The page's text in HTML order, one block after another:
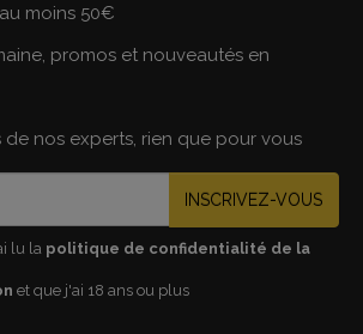
moins 50€
promos et nouveautés en
de nos experts, rien que pour vous
INSCRIVEZ-VOUS
lu la politique de confidentialité de la
et que j'ai 18 ans ou plus